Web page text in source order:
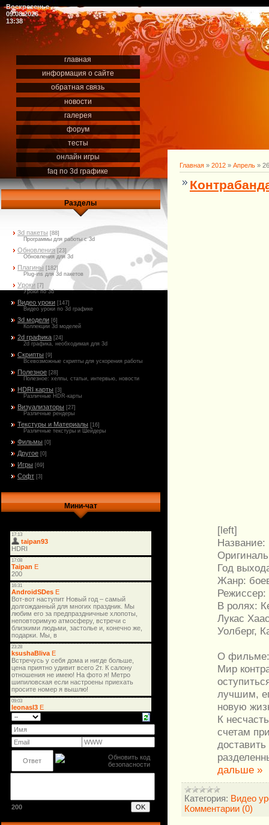
Воскресенье
09.08.2026
13:38
главная
информация о сайте
обратная связь
новости
галерея
форум
тесты
онлайн игры
faq по 3d графике
Разделы
3d пакеты [88]
Программы для работы с 3d
Обновления [23]
Обновления для 3d
Плагины [182]
Plug-ins для 3d пакетов
Уроки [7]
Уроки по 3d
Видео уроки [147]
Видео уроки по 3d графике
3d модели [6]
Коллекции 3d моделей
2d графика [24]
2d графика, необходимая для 3d
Скрипты [9]
Всевозможные скрипты для ускорения работы
Полезное [28]
Полезное: хелпы, статьи, интервью, новости
HDRI карты [3]
Различные HDR-карты
Визуализаторы [27]
Различные рендеры
Текстуры и Материалы [16]
Различные текстуры и Шейдеры
Фильмы [0]
Другое [0]
Игры [69]
Софт [3]
Мини-чат
200
Главная » 2012 » Апрель » 26
[left]
Название:
Год
Жанр:
Режиссер:
В ролях:
Лукас
Уолберг,
О фильме:
Мир
лучшим,
новую
К
счетам
дальше »
Категория: Видео
Комментарии (0)